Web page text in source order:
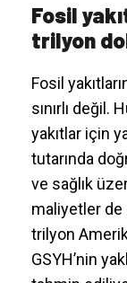
Fosil
trilyon
Fosil
sınırlı değil.
yakıtlar için
tutarında
ve sağlık
maliyetler de
trilyon
GSYH’nin